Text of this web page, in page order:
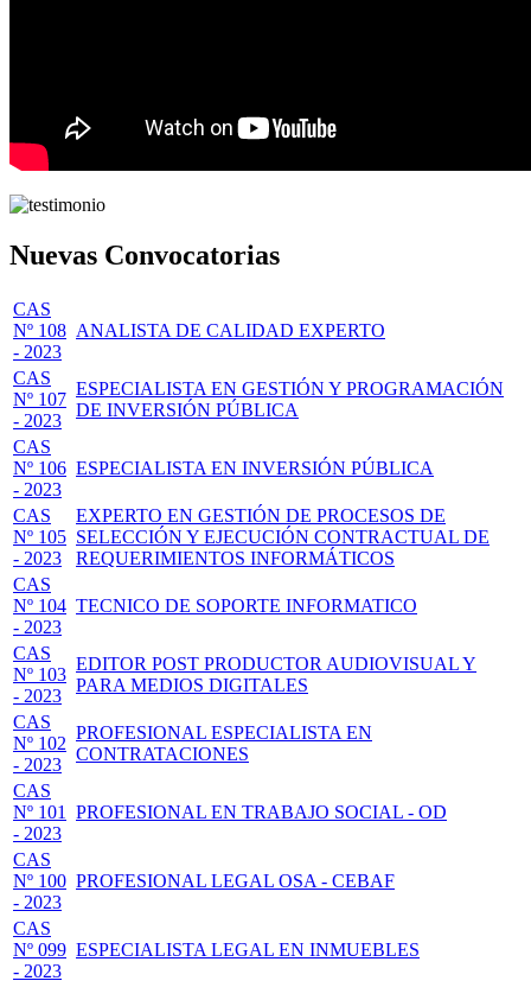
Nuevas Convocatorias
CAS
Nº 108
- 2023
ANALISTA DE CALIDAD EXPERTO
CAS
Nº 107
- 2023
ESPECIALISTA EN GESTIÓN Y PROGRAMACIÓN
DE INVERSIÓN PÚBLICA
CAS
Nº 106
- 2023
ESPECIALISTA EN INVERSIÓN PÚBLICA
CAS
Nº 105
- 2023
EXPERTO EN GESTIÓN DE PROCESOS DE
SELECCIÓN Y EJECUCIÓN CONTRACTUAL DE
REQUERIMIENTOS INFORMÁTICOS
CAS
Nº 104
- 2023
TECNICO DE SOPORTE INFORMATICO
CAS
Nº 103
- 2023
EDITOR POST PRODUCTOR AUDIOVISUAL Y
PARA MEDIOS DIGITALES
CAS
Nº 102
- 2023
PROFESIONAL ESPECIALISTA EN
CONTRATACIONES
CAS
Nº 101
- 2023
PROFESIONAL EN TRABAJO SOCIAL - OD
CAS
Nº 100
- 2023
PROFESIONAL LEGAL OSA - CEBAF
CAS
Nº 099
- 2023
ESPECIALISTA LEGAL EN INMUEBLES